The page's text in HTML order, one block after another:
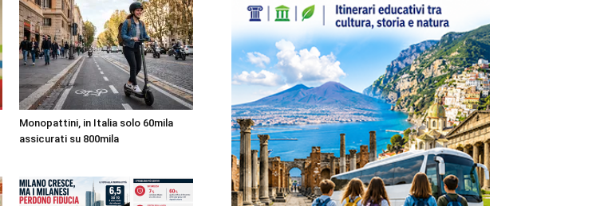
Monopattini, in Italia solo 60mila
assicurati su 800mila